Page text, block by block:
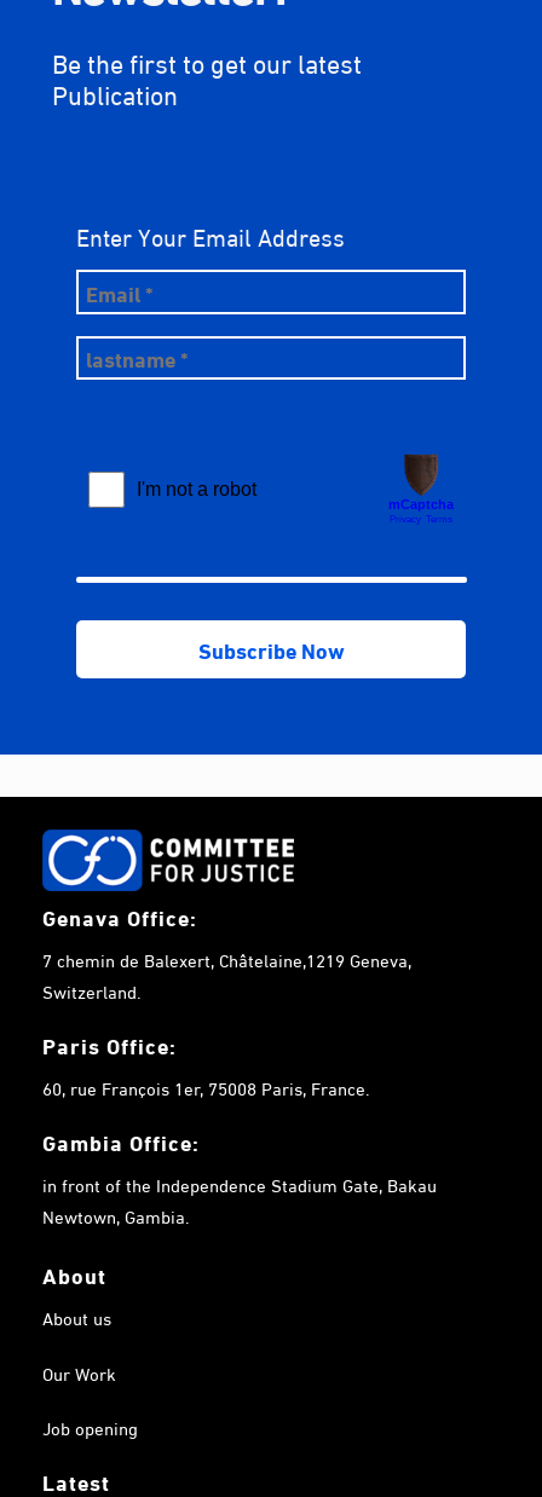
Be the first to get our latest
Publication
Enter Your Email Address
Genava Office:
7 chemin de Balexert, Châtelaine,1219 Geneva,
Switzerland.
Paris Office:
60, rue François 1er, 75008 Paris, France.
Gambia Office:
in front of the Independence Stadium Gate, Bakau
Newtown, Gambia.
About
About us
Our Work
Job opening
Latest